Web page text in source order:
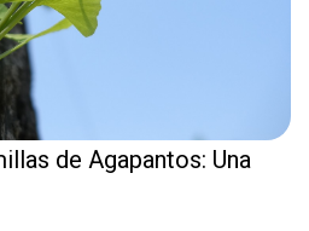
de Agapantos: Una